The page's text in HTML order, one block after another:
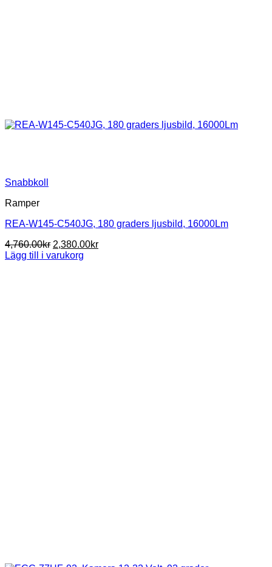
Snabbkoll
Ramper
REA-W145-C540JG, 180 graders ljusbild, 16000Lm
4,760.00kr Det
ursprungliga
2,380.00krDet
Lägg till i varukorg